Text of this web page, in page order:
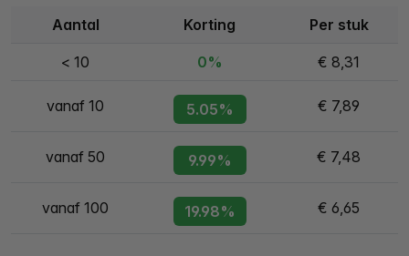
Aantal Korting Per stuk
< 10 0% € 8,31
vanaf 10 5.05% € 7,89
vanaf 50 9.99% € 7,48
vanaf 100 19.98% € 6,65